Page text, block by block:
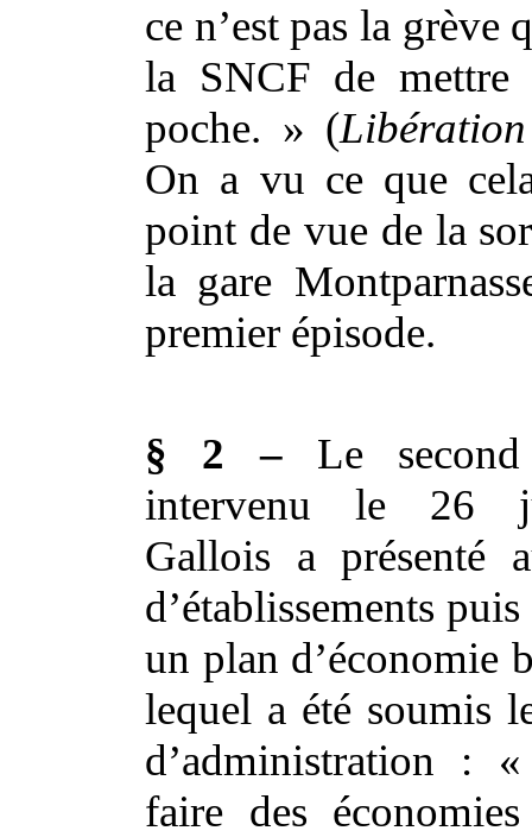
ce n’est pas la grève
la SNCF de
poche. » (Libération
On a vu ce que
point de vue de la
la gare
premier épisode.
§ 2 –Le second
intervenu le 26
Gallois a présenté
d’établissements
un plan d’économie
lequel a été soumis
d’administration :
faire des